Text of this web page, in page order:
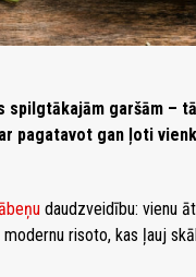
spilgtākajām garšām –
pagatavot gan ļoti
daudzveidību: vienu
risoto, kas ļauj